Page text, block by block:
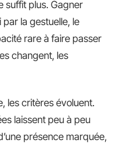
suffit plus. Gagner
par la gestuelle, le
rare à faire passer
changent, les
les critères évoluent.
laissent peu à peu
présence marquée,